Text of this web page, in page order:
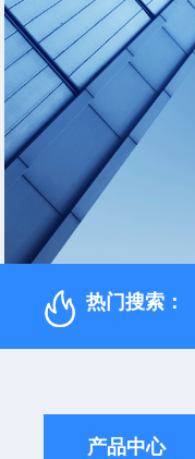
热门搜索：
产品中心